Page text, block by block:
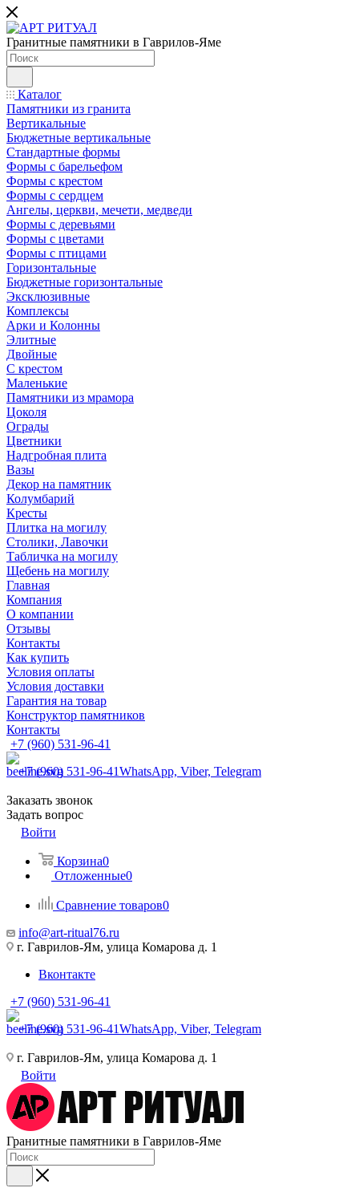
Гранитные памятники в Гаврилов-Яме
Каталог
Памятники из гранита
Вертикальные
Бюджетные вертикальные
Стандартные формы
Формы с барельефом
Формы с крестом
Формы с сердцем
Ангелы, церкви, мечети, медведи
Формы с деревьями
Формы с цветами
Формы с птицами
Горизонтальные
Бюджетные горизонтальные
Эксклюзивные
Комплексы
Арки и Колонны
Элитные
Двойные
С крестом
Маленькие
Памятники из мрамора
Цоколя
Ограды
Цветники
Надгробная плита
Вазы
Декор на памятник
Колумбарий
Кресты
Плитка на могилу
Столики, Лавочки
Табличка на могилу
Щебень на могилу
Главная
Компания
О компании
Отзывы
Контакты
Как купить
Условия оплаты
Условия доставки
Гарантия на товар
Конструктор памятников
Контакты
+7 (960) 531-96-41
+7 (960) 531-96-41WhatsApp, Viber, Telegram
Заказать звонок
Задать вопрос
Войти
Корзина0
Отложенные0
Сравнение товаров0
info@art-ritual76.ru
г. Гаврилов-Ям, улица Комарова д. 1
Вконтакте
+7 (960) 531-96-41
+7 (960) 531-96-41WhatsApp, Viber, Telegram
г. Гаврилов-Ям, улица Комарова д. 1
Войти
Гранитные памятники в Гаврилов-Яме